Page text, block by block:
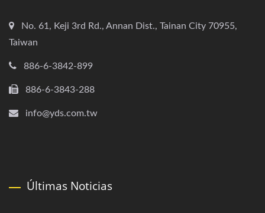
No. 61, Keji 3rd Rd., Annan Dist., Tainan City 70955,
Taiwan
886-6-3842-899
886-6-3843-288
info@yds.com.tw
Últimas Noticias